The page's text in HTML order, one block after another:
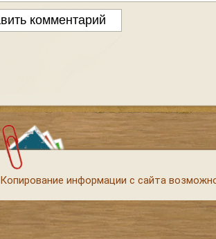
Копирование информации с сайта